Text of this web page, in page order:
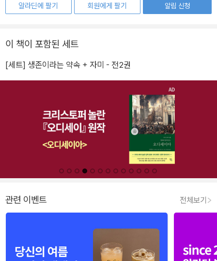
알라딘에 팔기
회원에게 팔기
알림 신청
이 책이 포함된 세트
[세트] 생존이라는 약속 + 자미 - 전2권
관련 이벤트 전체보기